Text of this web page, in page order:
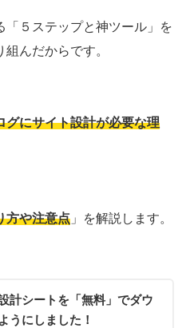
「５ステップと神ツール」を
んだからです。
グにサイト設計が必要な理
方や注意点 」を解説します。
計シートを「無料」でダウ
うにしました！